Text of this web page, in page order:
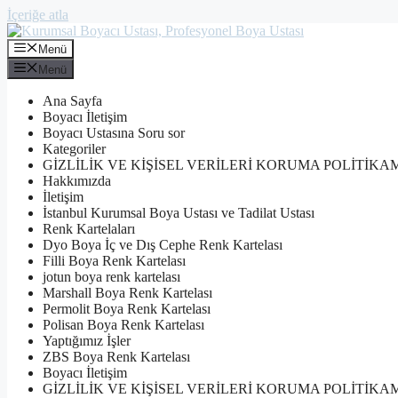
İçeriğe atla
Menü
Menü
Ana Sayfa
Boyacı İletişim
Boyacı Ustasına Soru sor
Kategoriler
GİZLİLİK VE KİŞİSEL VERİLERİ KORUMA
Hakkımızda
İletişim
İstanbul Kurumsal Boya Ustası ve Tadilat Ustası
Renk Kartelaları
Dyo Boya İç ve Dış Cephe Renk Kartelası
Filli Boya Renk Kartelası
jotun boya renk kartelası
Marshall Boya Renk Kartelası
Permolit Boya Renk Kartelası
Polisan Boya Renk Kartelası
Yaptığımız İşler
ZBS Boya Renk Kartelası
Boyacı İletişim
GİZLİLİK VE KİŞİSEL VERİLERİ KORUMA